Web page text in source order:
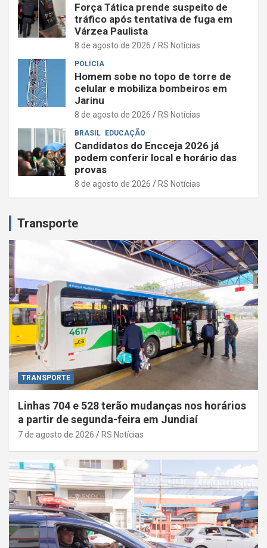
Força Tática prende suspeito de
tráfico após tentativa de fuga em
Várzea Paulista
8 de agosto de 2026 RS Notícias
POLÍCIA
Homem sobe no topo de torre de
celular e mobiliza bombeiros em
Jarinu
8 de agosto de 2026 RS Notícias
BRASIL EDUCAÇÃO
Candidatos do Encceja 2026 já
podem conferir local e horário das
provas
8 de agosto de 2026 RS Notícias
Transporte
TRANSPORTE
Linhas 704 e 528 terão mudanças nos horários
a partir de segunda-feira em Jundiaí
7 de agosto de 2026 RS Notícias